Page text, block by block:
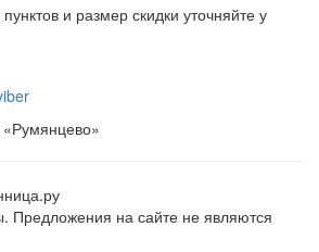
и размер скидки уточняйте у
Предложения на сайте не являются